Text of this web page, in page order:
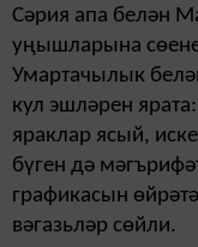
Сәрия апа белән
уңышларына
Умартачылык
кул эшләрен
яраклар ясый,
бүген дә
графикасын
вәгазьләр сөйли.